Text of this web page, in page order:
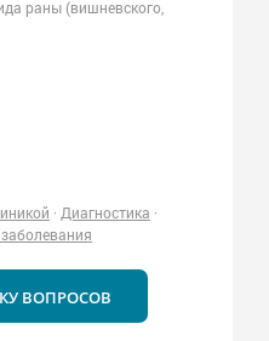
раны (вишневского,
· Диагностика ·
ВОПРОСОВ